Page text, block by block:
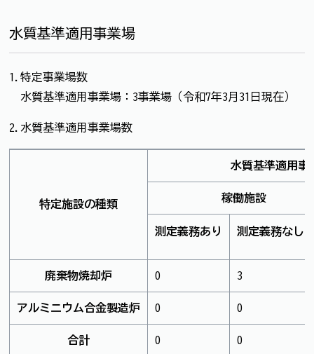
水質基準適用事業場
1.特定事業場数
水質基準適用事業場：3事業場（令和7年3月31日現在）
2.水質基準適用事業場数
特定施設の種類
水質基準適用事
稼働施設
測定義務あり 測定義務なし(
廃棄物焼却炉 0 3
アルミニウム合金製造炉 0 0
合計 0 0